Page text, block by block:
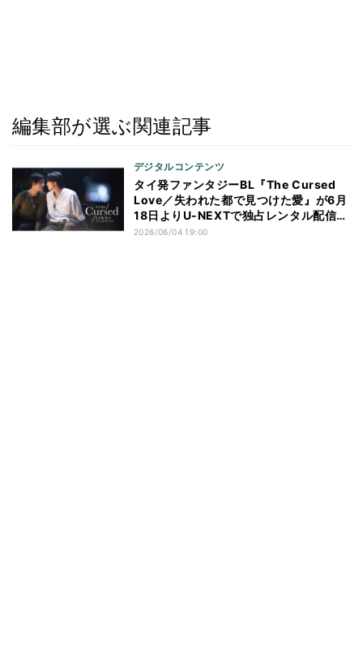
編集部が選ぶ関連記事
デジタルコンテンツ
タイ発ファンタジーBL『The Cursed
Love／失われた都で見つけた愛』が6⽉
18⽇よりU-NEXTで独占レンタル配信開
始
2026/06/04 19:00